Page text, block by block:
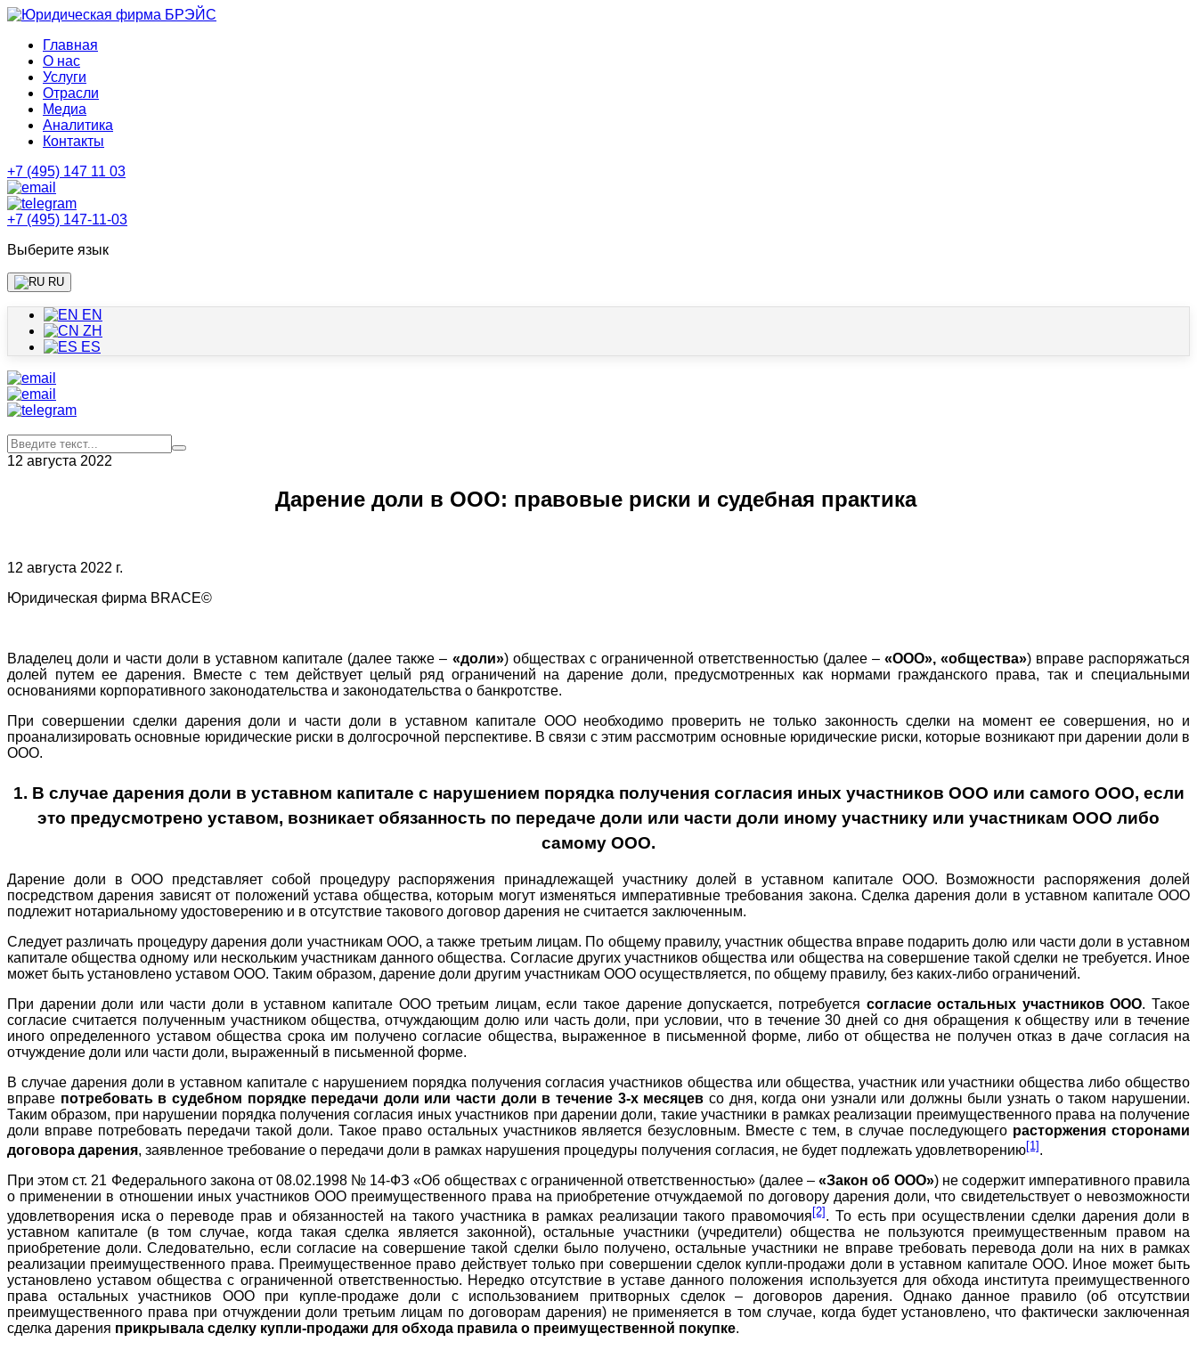
Главная
О нас
Услуги
Отрасли
Медиа
Аналитика
Контакты
+7 (495) 147 11 03
+7 (495) 147-11-03
Выберите язык
RU
EN
ZH
ES
12 августа 2022
Дарение доли в ООО: правовые риски и судебная практика
12 августа 2022 г.
Юридическая фирма BRACE©
Владелец доли и части доли в уставном капитале (далее также – «доли») обществах с ограниченной ответственностью (далее – «ООО», «общества») вправе распоряжаться
долей путем ее дарения. Вместе с тем действует целый ряд ограничений на дарение доли, предусмотренных как нормами гражданского права, так и специальными
основаниями корпоративного законодательства и законодательства о банкротстве.
При совершении сделки дарения доли и части доли в уставном капитале ООО необходимо проверить не только законность сделки на момент ее совершения, но и
проанализировать основные юридические риски в долгосрочной перспективе. В связи с этим рассмотрим основные юридические риски, которые возникают при дарении доли в
ООО.
1. В случае дарения доли в уставном капитале с нарушением порядка получения согласия иных участников ООО или самого ООО, если
это предусмотрено уставом, возникает обязанность по передаче доли или части доли иному участнику или участникам ООО либо
самому ООО.
Дарение доли в ООО представляет собой процедуру распоряжения принадлежащей участнику долей в уставном капитале ООО. Возможности распоряжения долей
посредством дарения зависят от положений устава общества, которым могут изменяться императивные требования закона. Сделка дарения доли в уставном капитале ООО
подлежит нотариальному удостоверению и в отсутствие такового договор дарения не считается заключенным.
Следует различать процедуру дарения доли участникам ООО, а также третьим лицам. По общему правилу, участник общества вправе подарить долю или части доли в уставном
капитале общества одному или нескольким участникам данного общества. Согласие других участников общества или общества на совершение такой сделки не требуется. Иное
может быть установлено уставом ООО. Таким образом, дарение доли другим участникам ООО осуществляется, по общему правилу, без каких-либо ограничений.
При дарении доли или части доли в уставном капитале ООО третьим лицам, если такое дарение допускается, потребуется согласие остальных участников ООО. Такое
согласие считается полученным участником общества, отчуждающим долю или часть доли, при условии, что в течение 30 дней со дня обращения к обществу или в течение
иного определенного уставом общества срока им получено согласие общества, выраженное в письменной форме, либо от общества не получен отказ в даче согласия на
отчуждение доли или части доли, выраженный в письменной форме.
В случае дарения доли в уставном капитале с нарушением порядка получения согласия участников общества или общества, участник или участники общества либо общество
вправе потребовать в судебном порядке передачи доли или части доли в течение 3-х месяцев со дня, когда они узнали или должны были узнать о таком нарушении.
Таким образом, при нарушении порядка получения согласия иных участников при дарении доли, такие участники в рамках реализации преимущественного права на получение
доли вправе потребовать передачи такой доли. Такое право остальных участников является безусловным. Вместе с тем, в случае последующего расторжения сторонами
договора дарения, заявленное требование о передачи доли в рамках нарушения процедуры получения согласия, не будет подлежать удовлетворению[1].
При этом ст. 21 Федерального закона от 08.02.1998 № 14-ФЗ «Об обществах с ограниченной ответственностью» (далее –«Закон об ООО») не содержит императивного правила
о применении в отношении иных участников ООО преимущественного права на приобретение отчуждаемой по договору дарения доли, что свидетельствует о невозможности
удовлетворения иска о переводе прав и обязанностей на такого участника в рамках реализации такого правомочия [2]. То есть при осуществлении сделки дарения доли в
уставном капитале (в том случае, когда такая сделка является законной), остальные участники (учредители) общества не пользуются преимущественным правом на
приобретение доли. Следовательно, если согласие на совершение такой сделки было получено, остальные участники не вправе требовать перевода доли на них в рамках
реализации преимущественного права. Преимущественное право действует только при совершении сделок купли-продажи доли в уставном капитале ООО. Иное может быть
установлено уставом общества с ограниченной ответственностью. Нередко отсутствие в уставе данного положения используется для обхода института преимущественного
права остальных участников ООО при купле-продаже доли с использованием притворных сделок – договоров дарения. Однако данное правило (об отсутствии
преимущественного права при отчуждении доли третьим лицам по договорам дарения) не применяется в том случае, когда будет установлено, что фактически заключенная
сделка дарения прикрывала сделку купли-продажи для обхода правила о преимущественной покупке.